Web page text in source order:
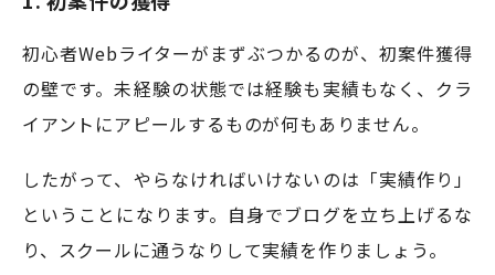
初心者Webライターがまずぶつかるのが、初案件獲得
の壁です。未経験の状態では経験も実績もなく、クラ
イアントにアピールするものが何もありません。
したがって、やらなければいけないのは「実績作り」
ということになります。自身でブログを立ち上げるな
り、スクールに通うなりして実績を作りましょう。